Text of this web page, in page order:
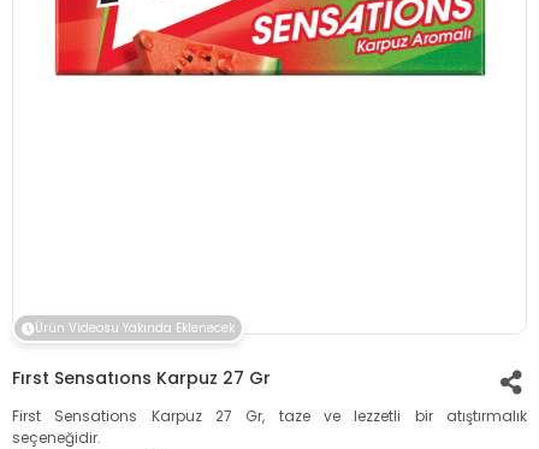
Ürün Videosu Yakında Eklenecek
Fırst Sensatıons Karpuz 27 Gr
First Sensations Karpuz 27 Gr, taze ve lezzetli bir atıştırmalık
seçeneğidir.